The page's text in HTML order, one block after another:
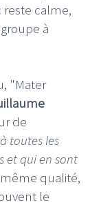
reste calme,
à
"Mater
de
à toutes les
et qui en sont
qualité,
le